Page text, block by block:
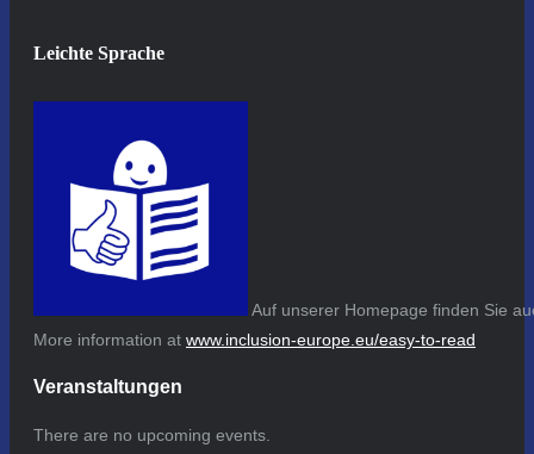
Leichte Sprache
Auf unserer Homepage finden Sie
More information at www.inclusion-europe.eu/easy-to-read
Veranstaltungen
There are no upcoming events.